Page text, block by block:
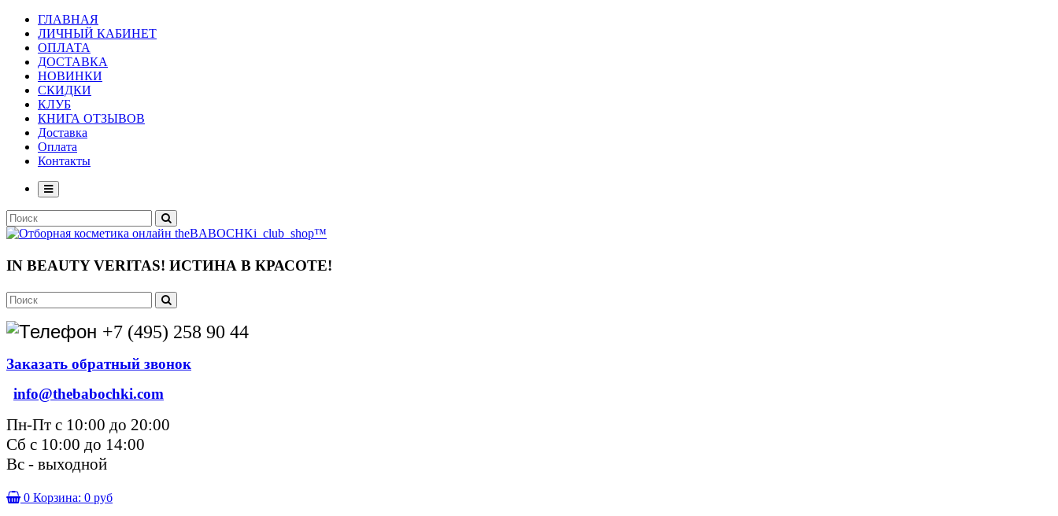
ГЛАВНАЯ
ЛИЧНЫЙ КАБИНЕТ
ОПЛАТА
ДОСТАВКА
НОВИНКИ
СКИДКИ
КЛУБ
КНИГА ОТЗЫВОВ
Доставка
Оплата
Контакты
IN BEAUTY VERITAS! ИСТИНА В КРАСОТЕ!
+7 (495) 258 90 44
Заказать обратный звонок
info@thebabochki.com
Пн-Пт с 10:00 до 20:00
Сб с 10:00 до 14:00
Вс - выходной
0 Корзина: 0 руб